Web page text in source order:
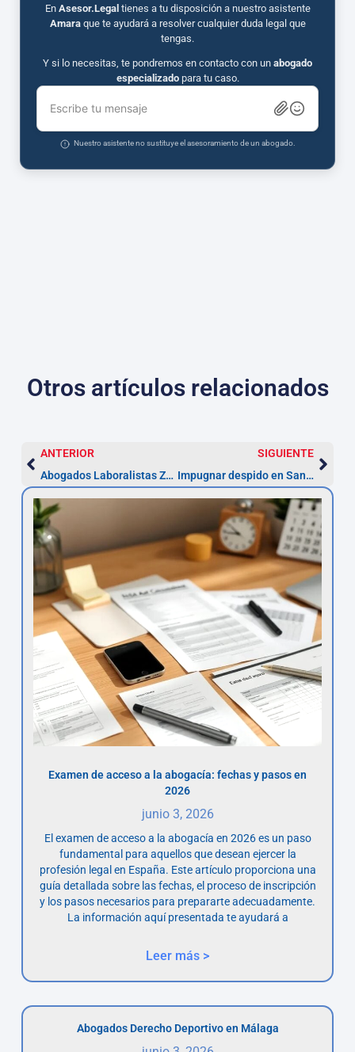
En Asesor.Legal tienes a tu disposición a nuestro asistente
Amaraque te ayudará a resolver cualquier duda legal que
tengas.
Y si lo necesitas, te pondremos en contacto con un abogado
especializadopara tu caso.
Escribe tu mensaje
Nuestro asistente no sustituye el asesoramiento de un abogado.
Otros artículos relacionados
ANTERIOR
Abogados Laboralistas Zaragoza – Impugna en 20 días
SIGUIENTE
Impugnar despido en Santa Cruz de Tenerife — 20 días
Examen de acceso a la abogacía: fechas y pasos en
2026
junio 3, 2026
El examen de acceso a la abogacía en 2026 es un paso
fundamental para aquellos que desean ejercer la
profesión legal en España. Este artículo proporciona una
guía detallada sobre las fechas, el proceso de inscripción
y los pasos necesarios para prepararte adecuadamente.
La información aquí presentada te ayudará a
Leer más >
Abogados Derecho Deportivo en Málaga